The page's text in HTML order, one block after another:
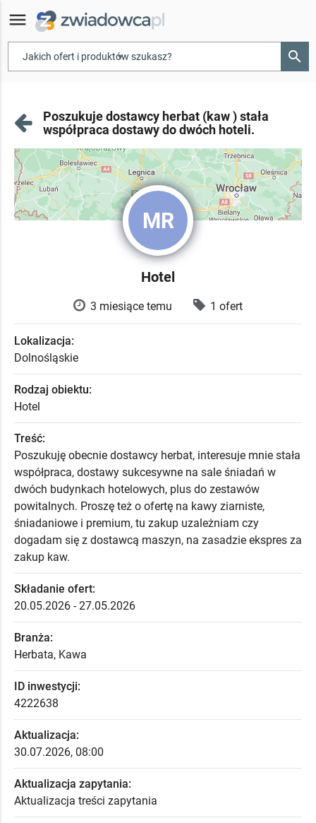
menu
▾ search
Poszukuje dostawcy herbat (kaw ) stała
współpraca dostawy do dwóch hoteli.
MR
Hotel
3 miesiące temu 1 ofert
Lokalizacja:
Dolnośląskie
Rodzaj obiektu:
Hotel
Treść:
Poszukuję obecnie dostawcy herbat, interesuje mnie stała
współpraca, dostawy sukcesywne na sale śniadań w
dwóch budynkach hotelowych, plus do zestawów
powitalnych. Proszę też o ofertę na kawy ziarniste,
śniadaniowe i premium, tu zakup uzależniam czy
dogadam się z dostawcą maszyn, na zasadzie ekspres za
zakup kaw.
Składanie ofert:
20.05.2026 - 27.05.2026
Branża:
Herbata, Kawa
ID inwestycji:
4222638
Aktualizacja:
30.07.2026, 08:00
Aktualizacja zapytania:
Aktualizacja treści zapytania